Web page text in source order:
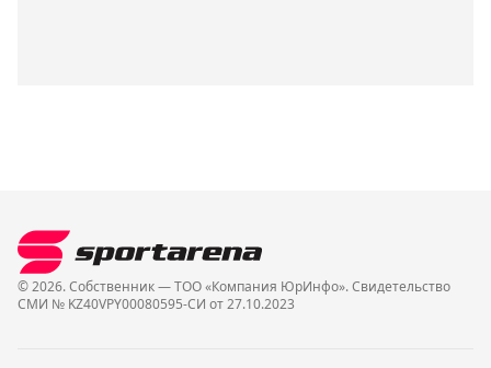
© 2026. Собственник — ТОО «Компания ЮрИнфо». Cвидетельство
СМИ № KZ40VPY00080595-СИ от 27.10.2023